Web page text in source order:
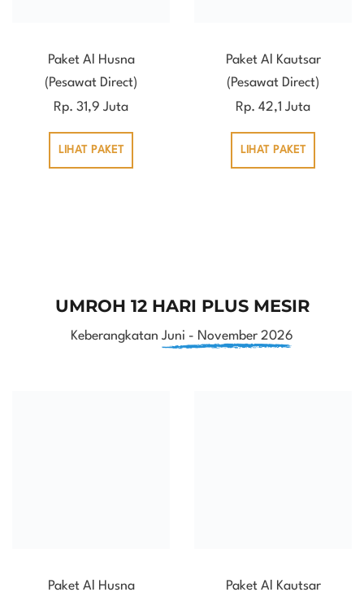
Paket Al Husna
(Pesawat Direct)
Rp. 31,9 Juta
LIHAT PAKET
Paket Al Kautsar
(Pesawat Direct)
Rp. 42,1 Juta
LIHAT PAKET
UMROH 12 HARI PLUS MESIR
Keberangkatan Juni - November 2026
Paket Al Husna
Paket Al Kautsar